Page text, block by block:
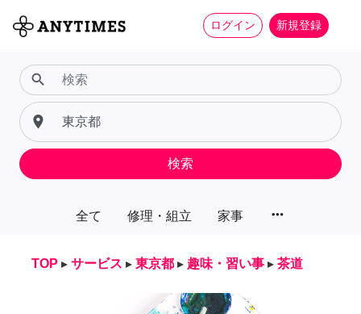
ログイン 新規登録
全て 修理・組立 家事 more_horiz
search
place
検索
TOP ▸ サービス ▸ 東京都 ▸ 趣味・習い事 ▸ 茶道